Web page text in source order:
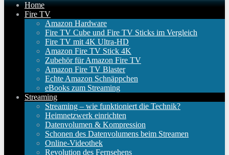
Home
Fire TV
Amazon Hardware
Fire TV Cube und Fire TV Sticks im Vergleich
Fire TV mit 4K Ultra-HD
Amazon Fire TV Stick 4K
Zubehör für Amazon Fire TV
Amazon Fire TV Blaster
Echte Amazon Schnäppchen
eBooks zum Streaming
Streaming
Streaming – wie funktioniert die Technik?
Heimnetzwerk einrichten
Datenvolumen & Kompression
Schonen des Datenvolumens beim Streamen
Online-Videothek
Revolution des Fernsehens